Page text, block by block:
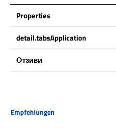
Properties
detail.tabsApplication
Отзиви
Пропуснете продуктовата галерия
Empfehlungen